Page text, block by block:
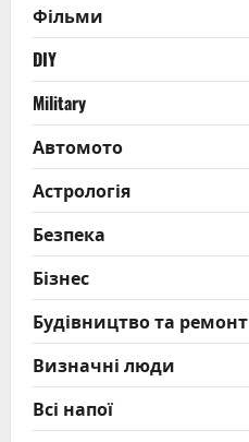
Фільми
DIY
Military
Автомото
Астрологія
Безпека
Бізнес
Будівництво та ремонт
Визначні люди
Всі напої